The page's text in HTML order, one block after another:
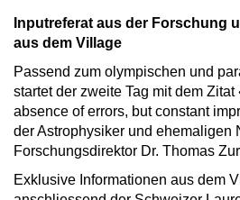
Inputreferat aus der Forschung
aus dem Village
Passend zum olympischen und
startet der zweite Tag mit dem
absence of errors, but constant
der Astrophysiker und ehemaligen
Forschungsdirektor Dr. Thomas
Exklusive Informationen aus dem